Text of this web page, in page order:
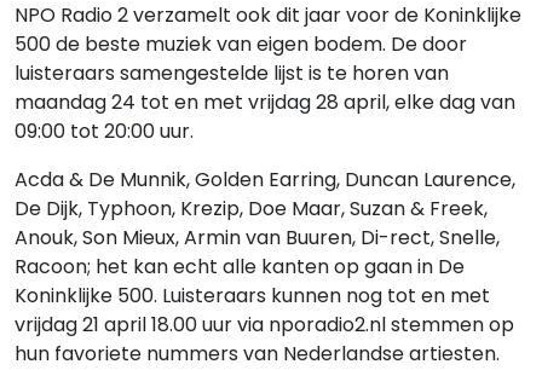
NPO Radio 2 verzamelt ook dit jaar voor de Koninklijke
500 de beste muziek van eigen bodem. De door
luisteraars samengestelde lijst is te horen van
maandag 24 tot en met vrijdag 28 april, elke dag van
09:00 tot 20:00 uur.
Acda & De Munnik, Golden Earring, Duncan Laurence,
De Dijk, Typhoon, Krezip, Doe Maar, Suzan & Freek,
Anouk, Son Mieux, Armin van Buuren, Di-rect, Snelle,
Racoon; het kan echt alle kanten op gaan in De
Koninklijke 500. Luisteraars kunnen nog tot en met
vrijdag 21 april 18.00 uur via nporadio2.nl stemmen op
hun favoriete nummers van Nederlandse artiesten.